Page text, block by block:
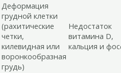
Деформация
грудной клетки
(рахитические
четки,
килевидная или
воронкообразная
грудь)
Недостаток
витамина D,
кальция и